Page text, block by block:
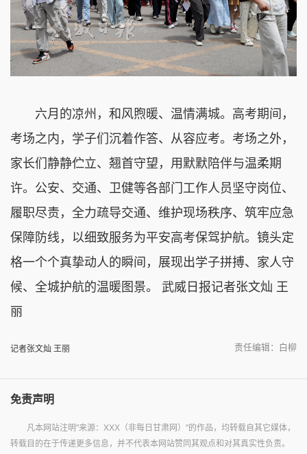
六月的凉州，和风煦暖、温情满城。高考期间，
考场之内，学子们沉着作答、从容应考。考场之外，
家长们静静伫立、翘首守望，用默默陪伴与温柔期
许。公安、交通、卫健等各部门工作人员坚守岗位、
履职尽责，全力疏导交通、维护现场秩序、筑牢应急
保障防线，以细致服务为平安高考保驾护航。镜头定
格一个个真挚动人的瞬间，展现出学子拼搏、家人守
候、全城护航的温暖图景。 武威日报记者张文灿 王
丽
记者张文灿 王丽 责任编辑：白柳
免责声明
凡本网站注明"来源：XXX（非每日甘肃网）"的作品，均转载自其它媒体，
转载目的在于传递更多信息，并不代表本网站赞同其观点和对其真实性负责。